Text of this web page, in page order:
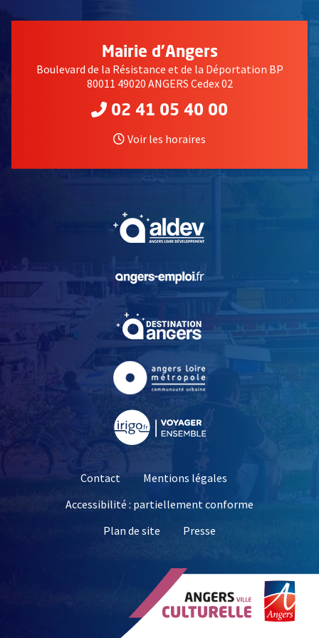
Mairie d'Angers
Boulevard de la Résistance et de la Déportation BP
80011 49020 ANGERS Cedex 02
02 41 05 40 00
Voir les horaires
, Ouvre une nouvelle
, Ouvre une nouvelle
Contact
Mentions légales
Accessibilité : partiellement conforme
Plan de site
Presse